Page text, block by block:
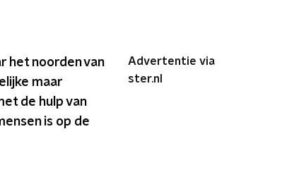
het noorden van
maar
de hulp van
is op de
Advertentie via
ster.nl